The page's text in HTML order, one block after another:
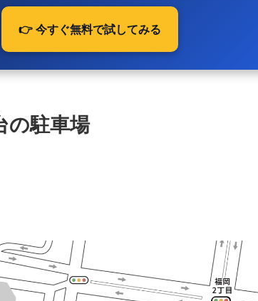
👉 今すぐ無料で試してみる
の駐車場